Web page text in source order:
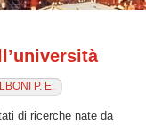
P. E.
di ricerche nate da